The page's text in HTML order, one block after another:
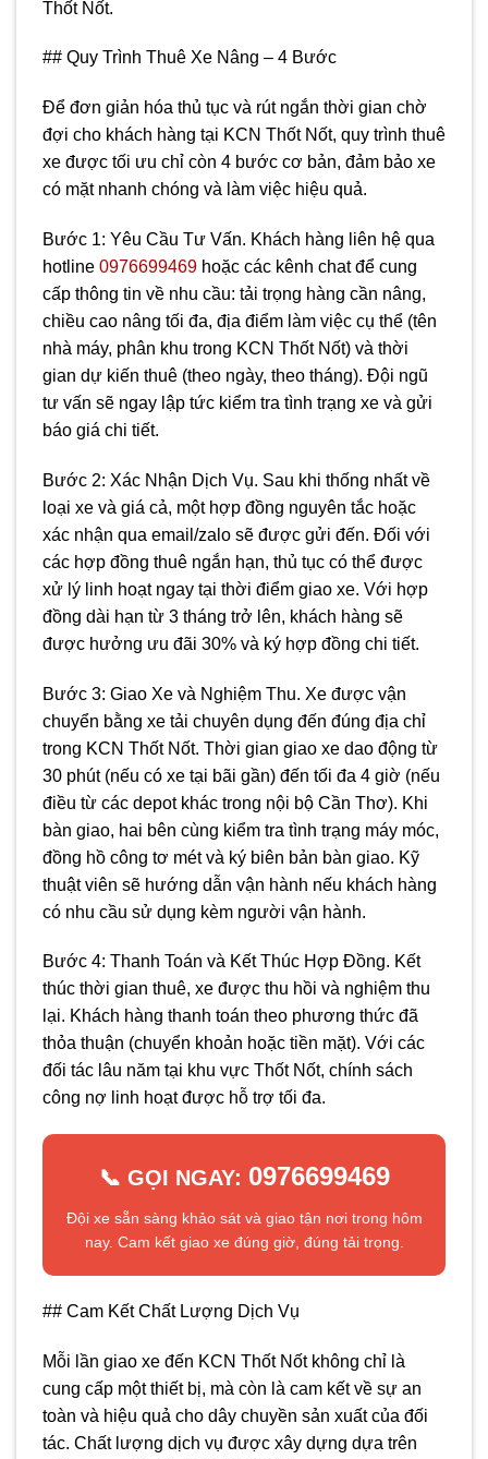
Thốt Nốt.
## Quy Trình Thuê Xe Nâng – 4 Bước
Để đơn giản hóa thủ tục và rút ngắn thời gian chờ
đợi cho khách hàng tại KCN Thốt Nốt, quy trình thuê
xe được tối ưu chỉ còn 4 bước cơ bản, đảm bảo xe
có mặt nhanh chóng và làm việc hiệu quả.
Bước 1: Yêu Cầu Tư Vấn. Khách hàng liên hệ qua
hotline 0976699469 hoặc các kênh chat để cung
cấp thông tin về nhu cầu: tải trọng hàng cần nâng,
chiều cao nâng tối đa, địa điểm làm việc cụ thể (tên
nhà máy, phân khu trong KCN Thốt Nốt) và thời
gian dự kiến thuê (theo ngày, theo tháng). Đội ngũ
tư vấn sẽ ngay lập tức kiểm tra tình trạng xe và gửi
báo giá chi tiết.
Bước 2: Xác Nhận Dịch Vụ. Sau khi thống nhất về
loại xe và giá cả, một hợp đồng nguyên tắc hoặc
xác nhận qua email/zalo sẽ được gửi đến. Đối với
các hợp đồng thuê ngắn hạn, thủ tục có thể được
xử lý linh hoạt ngay tại thời điểm giao xe. Với hợp
đồng dài hạn từ 3 tháng trở lên, khách hàng sẽ
được hưởng ưu đãi 30% và ký hợp đồng chi tiết.
Bước 3: Giao Xe và Nghiệm Thu. Xe được vận
chuyển bằng xe tải chuyên dụng đến đúng địa chỉ
trong KCN Thốt Nốt. Thời gian giao xe dao động từ
30 phút (nếu có xe tại bãi gần) đến tối đa 4 giờ (nếu
điều từ các depot khác trong nội bộ Cần Thơ). Khi
bàn giao, hai bên cùng kiểm tra tình trạng máy móc,
đồng hồ công tơ mét và ký biên bản bàn giao. Kỹ
thuật viên sẽ hướng dẫn vận hành nếu khách hàng
có nhu cầu sử dụng kèm người vận hành.
Bước 4: Thanh Toán và Kết Thúc Hợp Đồng. Kết
thúc thời gian thuê, xe được thu hồi và nghiệm thu
lại. Khách hàng thanh toán theo phương thức đã
thỏa thuận (chuyển khoản hoặc tiền mặt). Với các
đối tác lâu năm tại khu vực Thốt Nốt, chính sách
công nợ linh hoạt được hỗ trợ tối đa.
📞 GỌI NGAY: 0976699469
Đội xe sẵn sàng khảo sát và giao tận nơi trong hôm
nay. Cam kết giao xe đúng giờ, đúng tải trọng.
## Cam Kết Chất Lượng Dịch Vụ
Mỗi lần giao xe đến KCN Thốt Nốt không chỉ là
cung cấp một thiết bị, mà còn là cam kết về sự an
toàn và hiệu quả cho dây chuyền sản xuất của đối
tác. Chất lượng dịch vụ được xây dựng dựa trên